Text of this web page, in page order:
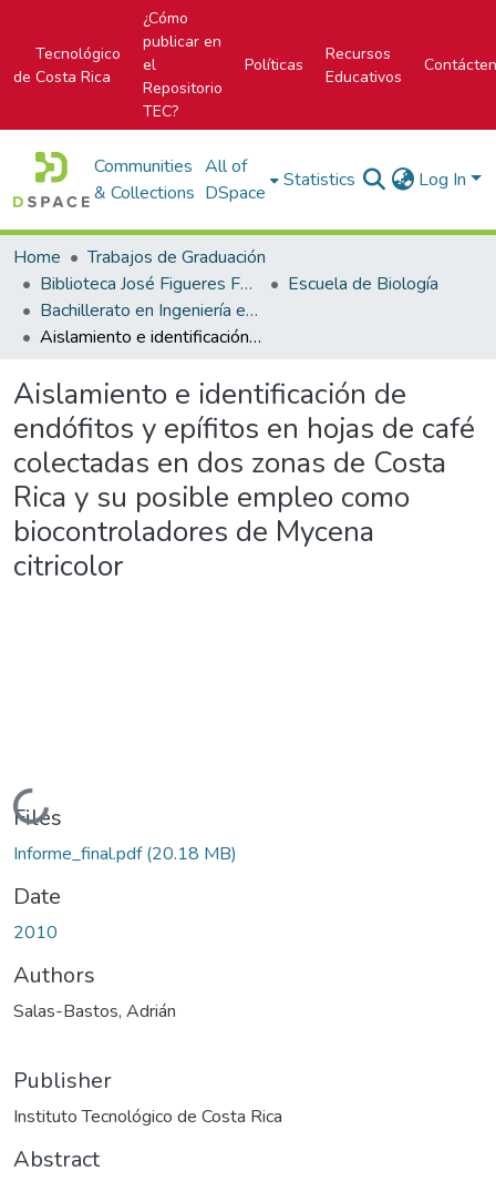
Tecnológico
de Costa Rica
¿Cómo
publicar en
el
Repositorio
TEC?
Políticas
Recursos
Educativos
Communities
& Collections
All of
DSpace
Statistics Log In
Home
Trabajos de Graduación
Biblioteca José Figueres Ferrer
Escuela de Biología
Bachillerato en Ingeniería en Biotecnología
Aislamiento e identificación de endófitos y epífitos en hojas de café colectadas en dos zonas de Costa Rica y su posible empleo como biocontroladores de Mycena citricolor
Aislamiento e identificación de
endófitos y epífitos en hojas de café
colectadas en dos zonas de Costa
Rica y su posible empleo como
biocontroladores de Mycena
citricolor
Loading...
Files
Informe_final.pdf(20.18 MB)
Date
2010
Authors
Salas-Bastos, Adrián
Publisher
Instituto Tecnológico de Costa Rica
Abstract